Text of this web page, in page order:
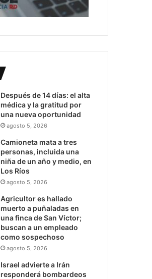
Después de 14 días: el alta
médica y la gratitud por
una nueva oportunidad
agosto 5, 2026
Camioneta mata a tres
personas, incluida una
niña de un año y medio, en
Los Ríos
agosto 5, 2026
Agricultor es hallado
muerto a puñaladas en
una finca de San Víctor;
buscan a un empleado
como sospechoso
agosto 5, 2026
Israel advierte a Irán
responderá bombardeos